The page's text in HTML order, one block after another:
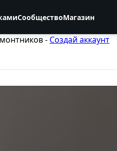
СообществоМагазин
- Создай аккаунт